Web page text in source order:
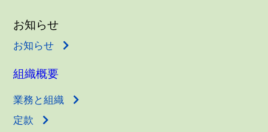
お知らせ
お知らせ
組織概要
業務と組織
定款